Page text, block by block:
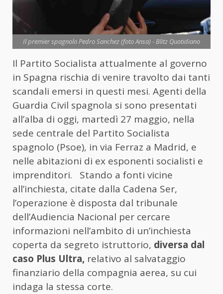
Il premier spagnolo Pedro Sanchez (foto Ansa) - Blitz Quotidiano
Il Partito Socialista attualmente al governo
in Spagna rischia di venire travolto dai tanti
scandali emersi in questi mesi. Agenti della
Guardia Civil spagnola si sono presentati
all’alba di oggi, martedì 27 maggio, nella
sede centrale del Partito Socialista
spagnolo (Psoe), in via Ferraz a Madrid, e
nelle abitazioni di ex esponenti socialisti e
imprenditori. Stando a fonti vicine
all’inchiesta, citate dalla Cadena Ser,
l’operazione è disposta dal tribunale
dell’Audiencia Nacional per cercare
informazioni nell’ambito di un’inchiesta
coperta da segreto istruttorio, diversa dal
caso Plus Ultra, relativo al salvataggio
finanziario della compagnia aerea, su cui
indaga la stessa corte.